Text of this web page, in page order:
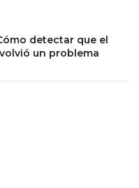
detectar que el
un problema